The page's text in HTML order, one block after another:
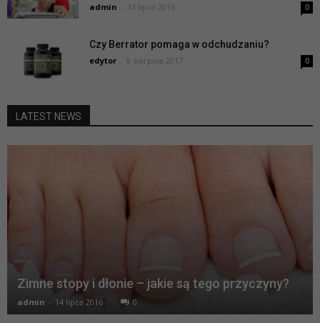
admin 14 lipca 2016 0
Czy Berrator pomaga w odchudzaniu?
edytor 9 sierpnia 2017 0
LATEST NEWS
Zimne stopy i dłonie – jakie są tego przyczyny?
admin - 14 lipca 2016 0